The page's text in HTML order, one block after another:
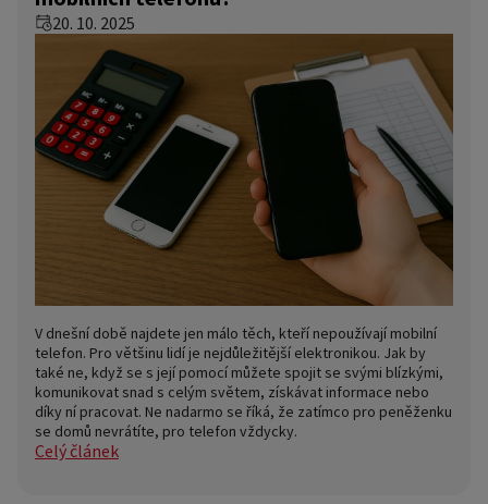
20. 10. 2025
V dnešní době najdete jen málo těch, kteří nepoužívají mobilní
telefon. Pro většinu lidí je nejdůležitější elektronikou. Jak by
také ne, když se s její pomocí můžete spojit se svými blízkými,
komunikovat snad s celým světem, získávat informace nebo
díky ní pracovat. Ne nadarmo se říká, že zatímco pro peněženku
se domů nevrátíte, pro telefon vždycky.
Celý článek